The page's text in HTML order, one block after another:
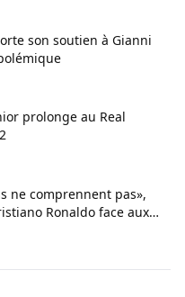
son soutien à Gianni
prolonge au Real
ne comprennent pas»,
Ronaldo face aux